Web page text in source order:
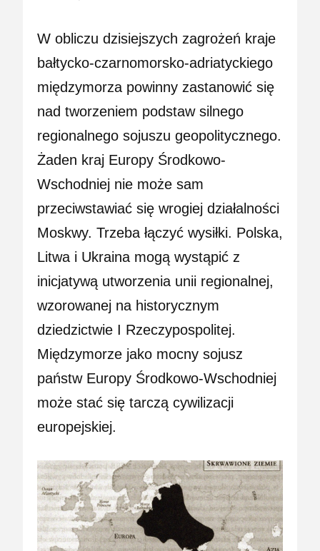
W obliczu dzisiejszych zagrożeń kraje
bałtycko-czarnomorsko-adriatyckiego
międzymorza powinny zastanowić się
nad tworzeniem podstaw silnego
regionalnego sojuszu geopolitycznego.
Żaden kraj Europy Środkowo-
Wschodniej nie może sam
przeciwstawiać się wrogiej działalności
Moskwy. Trzeba łączyć wysiłki. Polska,
Litwa i Ukraina mogą wystąpić z
inicjatywą utworzenia unii regionalnej,
wzorowanej na historycznym
dziedzictwie I Rzeczypospolitej.
Międzymorze jako mocny sojusz
państw Europy Środkowo-Wschodniej
może stać się tarczą cywilizacji
europejskiej.